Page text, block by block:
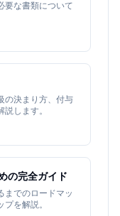
要な書類について
の決まり方、付与
します。
の完全ガイド
までのロードマッ
を解説。